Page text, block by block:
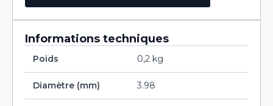
Informations techniques
Poids 0,2 kg
Diamètre (mm) 3.98